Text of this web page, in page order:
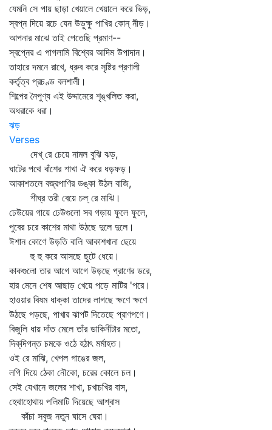
যেমনি সে পায় ছাড়া খেয়ালে খেয়ালে করে ভিড়,
স্বপ্ন দিয়ে রচে যেন উড়ুক্ষু পাখির কোন্‌ নীড়।
আপনার মাঝে তাই পেতেছি প্রমাণ--
স্বপ্নের এ পাগলামি বিশ্বের আদিম উপাদান।
তাহারে দমনে রাখে, ধ্রুব করে সৃষ্টির প্রণালী
কর্তৃত্ব প্রচণ্ড বলশালী।
শিল্পের নৈপুণ্য এই উদ্দামেরে শৃঙ্খলিত করা,
অধরাকে ধরা।
ঝড়
Verses
দেখ্‌ রে চেয়ে নামল বুঝি ঝড়,
ঘাটের পথে বাঁশের শাখা ঐ করে ধড়ফড়।
আকাশতলে বজ্রপাণির ডঙ্কা উঠল বাজি,
শীঘ্র তরী বেয়ে চল্‌ রে মাঝি।
ঢেউয়ের গায়ে ঢেউগুলো সব গড়ায় ফুলে ফুলে,
পুবের চরে কাশের মাথা উঠছে দুলে দুলে।
ঈশান কোণে উড়তি বালি আকাশখানা ছেয়ে
হু হু করে আসছে ছুটে ধেয়ে।
কাকগুলো তার আগে আগে উড়ছে প্রাণের ডরে,
হার মেনে শেষ আছাড় খেয়ে পড়ে মাটির 'পরে।
হাওয়ার বিষম ধাক্কা তাদের লাগছে ক্ষণে ক্ষণে
উঠছে পড়ছে, পাখার ঝাপট দিতেছে প্রাণপণে।
বিজুলি ধায় দাঁত মেলে তাঁর ডাকিনীটার মতো,
দিক্‌দিগন্ত চমকে ওঠে হঠাৎ মর্মাহত।
ওই রে মাঝি, খেপল গাঙের জল,
লগি দিয়ে ঠেকা নৌকো, চরের কোলে চল।
সেই যেখানে জলের শাখা, চখাচখির বাস,
হেথাহোথায় পলিমাটি দিয়েছে আশ্বাস
কাঁচা সবুজ নতুন ঘাসে ঘেরা।